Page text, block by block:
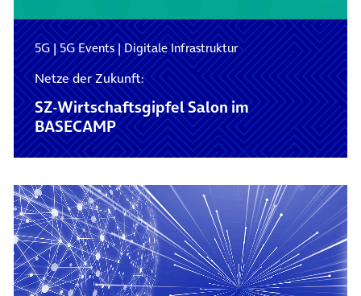
5G|5G Events|Digitale Infrastruktur
Netze der Zukunft:
SZ-Wirtschaftsgipfel Salon im
BASECAMP